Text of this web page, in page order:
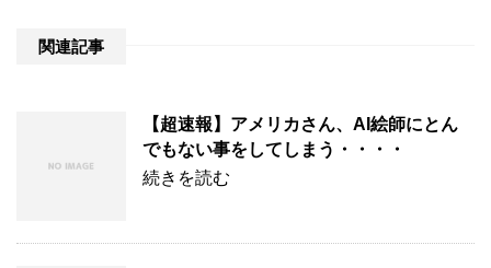
関連記事
【超速報】アメリカさん、AI絵師にとん
でもない事をしてしまう・・・・
続きを読む